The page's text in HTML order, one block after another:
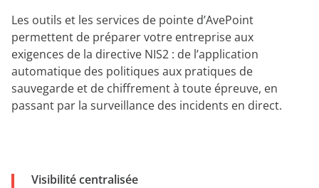
Les outils et les services de pointe d’AvePoint
permettent de préparer votre entreprise aux
exigences de la directive NIS2 : de l’application
automatique des politiques aux pratiques de
sauvegarde et de chiffrement à toute épreuve, en
passant par la surveillance des incidents en direct.
Visibilité centralisée